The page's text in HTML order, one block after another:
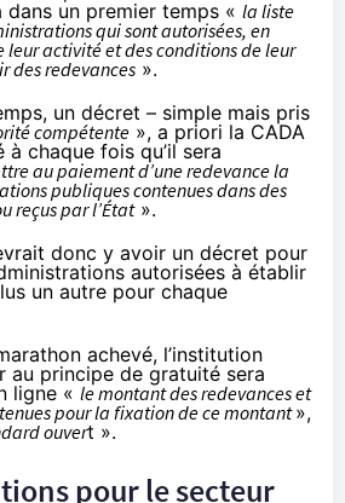
dans un premier temps « la liste
qui sont autorisées, en
leur activité et des conditions de leur
des redevances ».
un décret – simple mais pris
compétente », a priori la CADA
chaque fois qu’il sera
au paiement d’une redevance la
publiques contenues dans des
reçus par l’État».
donc y avoir un décret pour
autorisées à établir
un autre pour chaque
achevé, l’institution
au principe de gratuité sera
ligne « le montant des redevances et
pour la fixation de ce montant»,
ouvert ».
pour le secteur